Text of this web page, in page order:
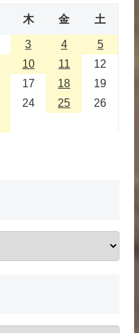
木 金 土
3 4
5
10 11
12
17 18
19
24 25
26